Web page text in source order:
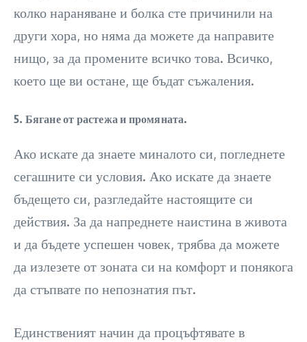
колко нараняване и болка сте причинили на
други хора, но няма да можете да направите
нищо, за да промените всичко това. Всичко,
което ще ви остане, ще бъдат съжаления.
5. Бягане от растежа и промяната.
Ако искате да знаете миналото си, погледнете
сегашните си условия. Ако искате да знаете
бъдещето си, разгледайте настоящите си
действия. За да напреднете наистина в живота
и да бъдете успешен човек, трябва да можете
да излезете от зоната си на комфорт и понякога
да стъпвате по непознатия път.
Единственият начин да процъфтявате в